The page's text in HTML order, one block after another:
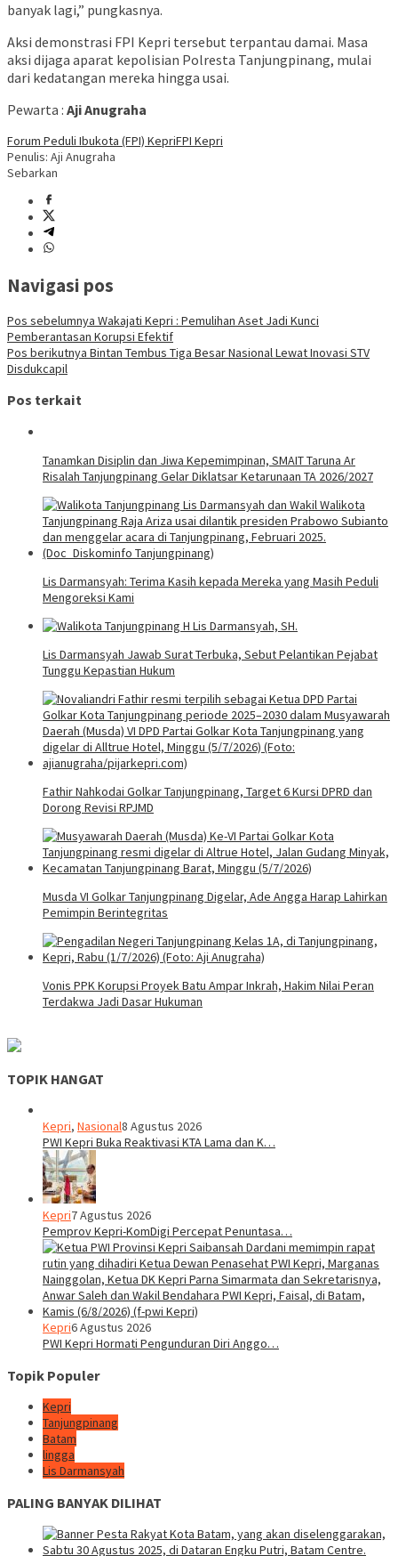
banyak lagi,” pungkasnya.
Aksi demonstrasi FPI Kepri tersebut terpantau damai. Masa
aksi dijaga aparat kepolisian Polresta Tanjungpinang, mulai
dari kedatangan mereka hingga usai.
Pewarta : Aji Anugraha
Forum Peduli Ibukota (FPI) KepriFPI Kepri
Penulis: Aji Anugraha
Sebarkan
Navigasi pos
Pos sebelumnya Wakajati Kepri : Pemulihan Aset Jadi Kunci
Pemberantasan Korupsi Efektif
Pos berikutnya Bintan Tembus Tiga Besar Nasional Lewat Inovasi STV
Disdukcapil
Pos terkait
Tanamkan Disiplin dan Jiwa Kepemimpinan, SMAIT Taruna Ar
Risalah Tanjungpinang Gelar Diklatsar Ketarunaan TA 2026/2027
Lis Darmansyah: Terima Kasih kepada Mereka yang Masih Peduli
Mengoreksi Kami
Lis Darmansyah Jawab Surat Terbuka, Sebut Pelantikan Pejabat
Tunggu Kepastian Hukum
Fathir Nahkodai Golkar Tanjungpinang, Target 6 Kursi DPRD dan
Dorong Revisi RPJMD
Musda VI Golkar Tanjungpinang Digelar, Ade Angga Harap Lahirkan
Pemimpin Berintegritas
Vonis PPK Korupsi Proyek Batu Ampar Inkrah, Hakim Nilai Peran
Terdakwa Jadi Dasar Hukuman
TOPIK HANGAT
Kepri, Nasional8 Agustus 2026
PWI Kepri Buka Reaktivasi KTA Lama dan K…
Kepri7 Agustus 2026
Pemprov Kepri-KomDigi Percepat Penuntasa…
Kepri6 Agustus 2026
PWI Kepri Hormati Pengunduran Diri Anggo…
Topik Populer
Kepri
Tanjungpinang
Batam
lingga
Lis Darmansyah
PALING BANYAK DILIHAT